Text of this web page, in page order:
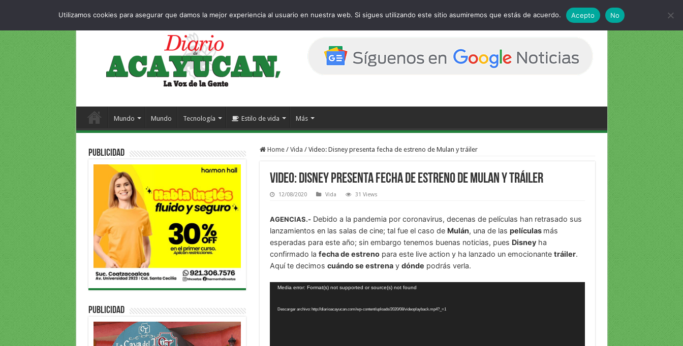
Mundo Mundo Tecnología Estilo de vida Más
Home / Vida / Video: Disney presenta fecha de estreno de Mulan y tráiler
Video: Disney presenta fecha de estreno de Mulan y tráiler
12/08/2020 Vida 31 Views
AGENCIAS.- Debido a la pandemia por coronavirus, decenas de películas han retrasado sus
lanzamientos en las salas de cine; tal fue el caso de Mulán, una de las películas más
esperadas para este año; sin embargo tenemos buenas noticias, pues Disneyha
confirmado la fecha de estrenopara este live action y ha lanzado un emocionante tráiler.
Aquí te decimos cuándo se estrenay dónde podrás verla.
Reproductor
vídeo
Media error: Format(s) not supported or source(s) not found
Descargar archivo: http://diarioacayucan.com/wp-content/uploads/2020/08/videoplayback.mp4?_=1
PUBLICIDAD
PUBLICIDAD
Utilizamos cookies para asegurar que damos la mejor experiencia al usuario en nuestra web. Si sigues utilizando este sitio asumiremos que estás de acuerdo. Acepto No